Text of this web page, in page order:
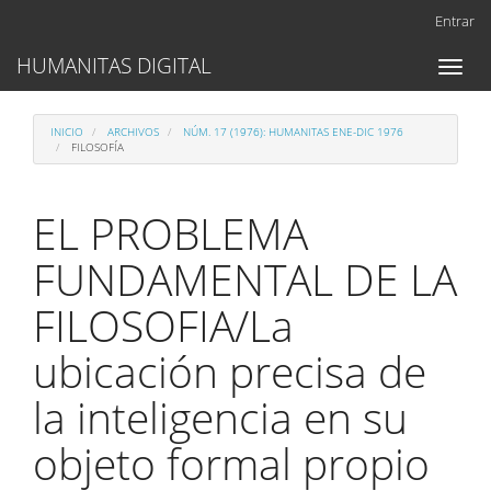
Contenido
principal
lateral
Entrar
Toggle
HUMANITAS DIGITAL
INICIO ARCHIVOS
NÚM. 17 (1976): HUMANITAS ENE-DIC 1976
FILOSOFÍA
EL PROBLEMA
FUNDAMENTAL DE LA
FILOSOFIA/La
ubicación precisa de
la inteligencia en su
objeto formal propio